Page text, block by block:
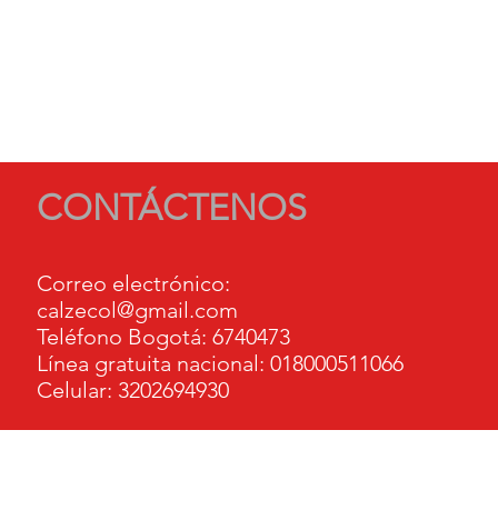
CONTÁCTENOS
Correo electrónico:
calzecol@gmail.com
Teléfono Bogotá: 6740473
Línea gratuita nacional: 018000511066
Celular: 3202694930